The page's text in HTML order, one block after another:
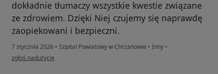
dokładnie tłumaczy wszystkie kwestie związane
ze zdrowiem. Dzięki Niej czujemy się naprawdę
zaopiekowani i bezpieczni.
7 stycznia 2026 • Szpital Powiatowy w Chrzanowie • Inny •
w opinii użytkownika Joanna Niemiec
zgłoś nadużycie